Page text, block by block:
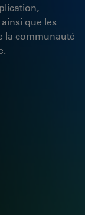
que les
la communauté